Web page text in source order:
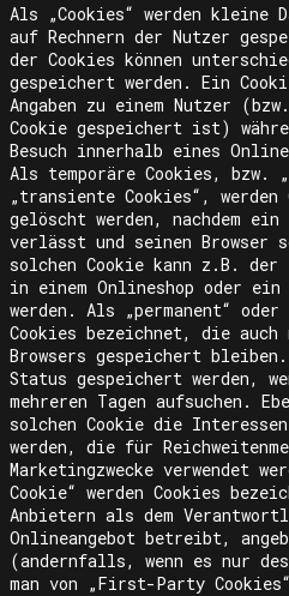
Als „Cookies“ werden kleine
auf Rechnern der Nutzer
der Cookies können
gespeichert werden. Ein
Angaben zu einem Nutzer
Cookie gespeichert ist)
Besuch innerhalb eines
Als temporäre Cookies, bzw.
„transiente Cookies“,
gelöscht werden, nachdem
verlässt und seinen Browser
solchen Cookie kann z.B. der
in einem Onlineshop oder
werden. Als „permanent“
Cookies bezeichnet, die auch
Browsers gespeichert
Status gespeichert werden,
mehreren Tagen aufsuchen.
solchen Cookie die
werden, die für
Marketingzwecke verwendet
Cookie“ werden Cookies
Anbietern als dem
Onlineangebot betreibt,
(andernfalls, wenn es nur
man von „First-Party